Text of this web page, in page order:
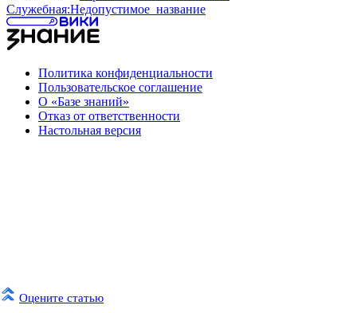
Оцените статью
Служебная:Недопустимое_название
Политика конфиденциальности
Пользовательское соглашение
О «Базе знаний»
Отказ от ответственности
Настольная версия